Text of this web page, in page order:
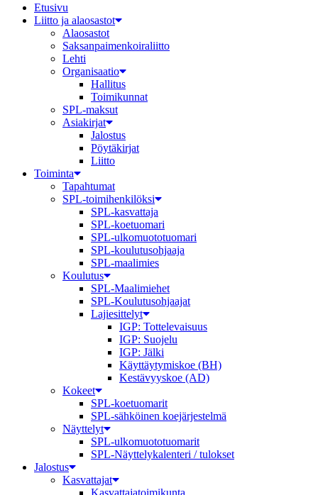
Etusivu
Liitto ja alaosastot
Alaosastot
Saksanpaimenkoira­liitto
Lehti
Organisaatio
Hallitus
Toimikunnat
SPL-maksut
Asiakirjat
Jalostus
Pöytäkirjat
Liitto
Toiminta
Tapahtumat
SPL-toimihenkilöksi
SPL-kasvattaja
SPL-koetuomari
SPL-ulkomuototuomari
SPL-koulutusohjaaja
SPL-maalimies
Koulutus
SPL-Maalimiehet
SPL-Koulutusohjaajat
Lajiesittelyt
IGP: Tottelevaisuus
IGP: Suojelu
IGP: Jälki
Käyttäytymiskoe (BH)
Kestävyyskoe (AD)
Kokeet
SPL-koetuomarit
SPL-sähköinen koejärjestelmä
Näyttelyt
SPL-ulkomuototuomarit
SPL-Näyttelykalenteri / tulokset
Jalostus
Kasvattajat
Kasvattajatoimikunta